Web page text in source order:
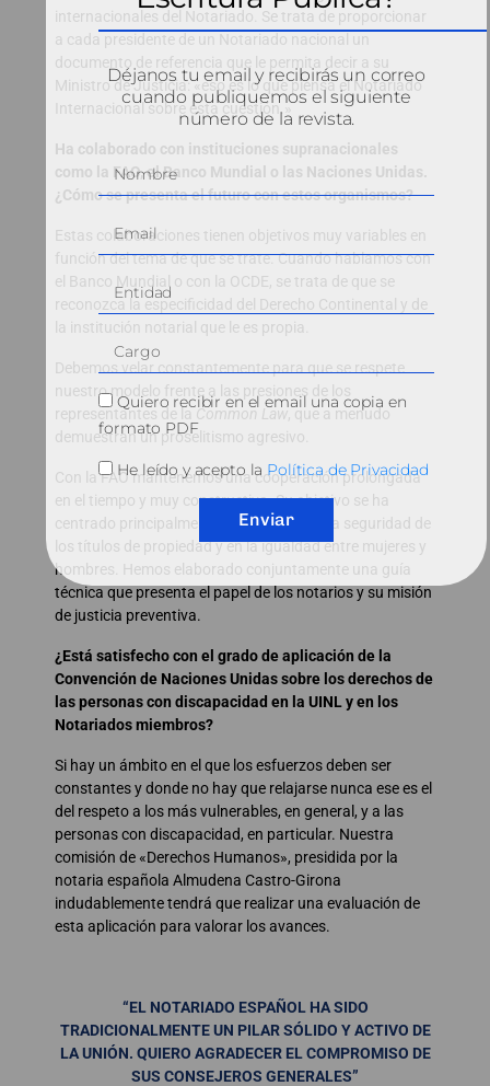
internacionales del Notariado. Se trata de proporcionar
a cada presidente de un Notariado nacional un
documento de referencia que le permita decir a su
Ministro de Justicia: «eso es lo que piensa el Notariado
Internacional sobre esta cuestión.»
Ha colaborado con instituciones supranacionales
como la FAO, el Banco Mundial o las Naciones Unidas.
¿Cómo se presenta el futuro con estos organismos?
Estas colaboraciones tienen objetivos muy variables en
función del tema de que se trate. Cuando hablamos con
el Banco Mundial o con la OCDE, se trata de que se
reconozca la especificidad del Derecho Continental y de
la institución notarial que le es propia.
Debemos velar constantemente para que se respete
nuestro modelo frente a las presiones de los
representantes de laCommon Law, que a menudo
demuestran un proselitismo agresivo.
Con la FAO mantenemos una cooperación prolongada
en el tiempo y muy constructiva. Su objetivo se ha
centrado principalmente en la mejora de la seguridad de
los títulos de propiedad y en la igualdad entre mujeres y
hombres. Hemos elaborado conjuntamente una guía
técnica que presenta el papel de los notarios y su misión
de justicia preventiva.
¿Está satisfecho con el grado de aplicación de la
Convención de Naciones Unidas sobre los derechos de
las personas con discapacidad en la UINL y en los
Notariados miembros?
Si hay un ámbito en el que los esfuerzos deben ser
constantes y donde no hay que relajarse nunca ese es el
del respeto a los más vulnerables, en general, y a las
personas con discapacidad, en particular. Nuestra
comisión de «Derechos Humanos», presidida por la
notaria española Almudena Castro-Girona
indudablemente tendrá que realizar una evaluación de
esta aplicación para valorar los avances.
“EL NOTARIADO ESPAÑOL HA SIDO
TRADICIONALMENTE UN PILAR SÓLIDO Y ACTIVO DE
LA UNIÓN. QUIERO AGRADECER EL COMPROMISO DE
SUS CONSEJEROS GENERALES”
Déjanos tu email y recibirás un correo
cuando publiquemos el siguiente
número de la revista.
Quiero recibir en el email una copia en
formato PDF
He leído y acepto laPolítica de Privacidad
Enviar